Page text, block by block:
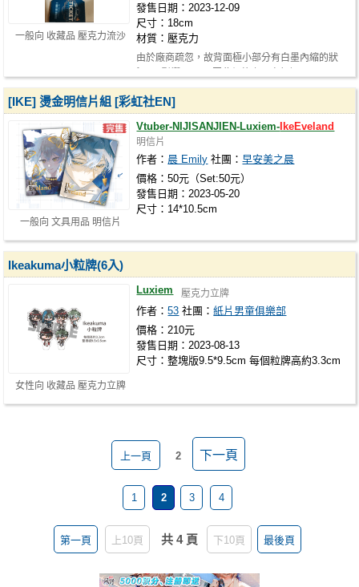
一般向 收藏品 壓克力流沙
發售日期：2023-12-09
尺寸：18cm
材質：壓克力
由於廠商疏忽，故背面極小部分有白墨內縮的狀
一般向 文具用品 明信片
[IKE] 燙金明信片組 [彩虹社EN]
Vtuber-NIJISANJIEN-Luxiem- IkeEveland
明信片
作者： 晨 Emily 社團：早安美之晨
價格：50元（Set:50元）
發售日期：2023-05-20
尺寸：14*10.5cm
女性向 收藏品 壓克力立牌
Ikeakuma小粒牌(6入)
Luxiem 壓克力立牌
作者：53 社團：紙片男童俱樂部
價格：210元
發售日期：2023-08-13
尺寸：整塊版9.5*9.5cm 每個粒牌高約3.3cm
上一頁 2 下一頁
1 2 3 4
第一頁 上10頁 共 4 頁 下10頁 最後頁